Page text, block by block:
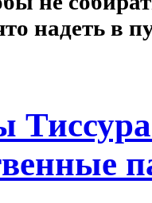
надеть в